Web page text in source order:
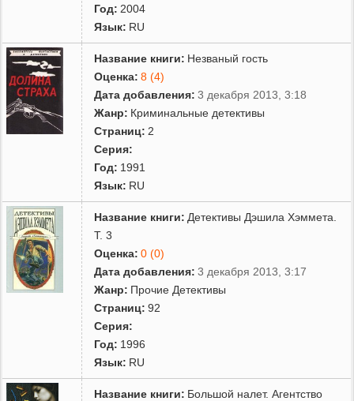
Год: 2004
Язык: RU
Название книги: Незваный гость
Оценка: 8 (4)
Дата добавления: 3 декабря 2013, 3:18
Жанр: Криминальные детективы
Страниц: 2
Серия:
Год: 1991
Язык: RU
Название книги: Детективы Дэшила Хэммета.
Т. 3
Оценка: 0 (0)
Дата добавления: 3 декабря 2013, 3:17
Жанр: Прочие Детективы
Страниц: 92
Серия:
Год: 1996
Язык: RU
Название книги: Большой налет. Агентство